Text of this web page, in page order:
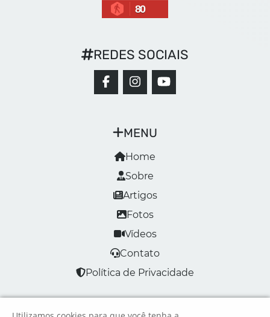
80
MENU
Home
Sobre
Artigos
Fotos
Vídeos
Contato
Política de Privacidade
REDES SOCIAIS